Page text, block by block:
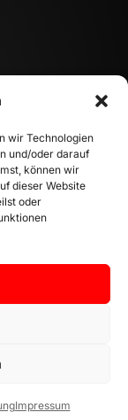
wir Technologien
und/oder darauf
können wir
dieser Website
oder
Impressum